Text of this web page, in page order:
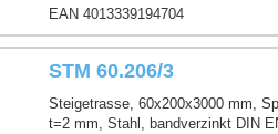
EAN 4013339194704
STM 60.206/3
Steigetrasse, 60x200x3000 mm,
t=2 mm, Stahl, bandverzinkt DIN